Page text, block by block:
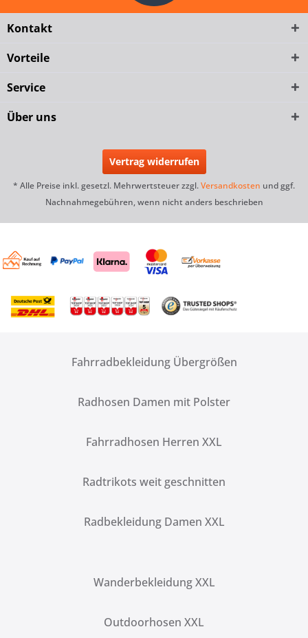
Kontakt
Vorteile
Service
Über uns
Vertrag widerrufen
* Alle Preise inkl. gesetzl. Mehrwertsteuer zzgl.Versandkosten und ggf.
Nachnahmegebühren, wenn nicht anders beschrieben
Fahrradbekleidung Übergrößen
Radhosen Damen mit Polster
Fahrradhosen Herren XXL
Radtrikots weit geschnitten
Radbekleidung Damen XXL
Wanderbekleidung XXL
Outdoorhosen XXL